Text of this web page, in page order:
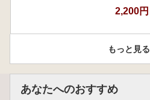
2,200円
もっと見る
あなたへのおすすめ